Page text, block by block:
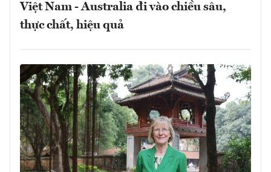
Việt Nam - Australia đi vào chiều sâu,
thực chất, hiệu quả